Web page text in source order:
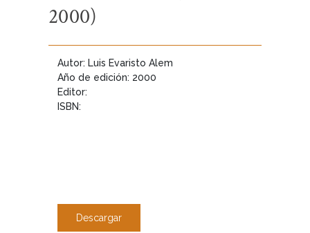
2000)
Autor: Luis Evaristo Alem
Año de edición: 2000
Editor:
ISBN:
Descargar